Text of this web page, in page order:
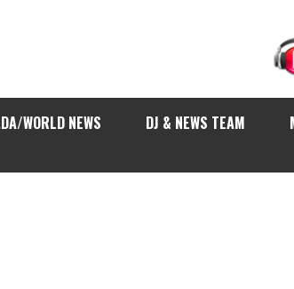
WORLD NEWS DJ & NEWS TEAM